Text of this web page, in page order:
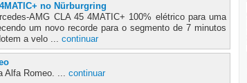
no Nürburgring
AMG CLA 45 4MATIC+ 100% elétrico para uma
um novo recorde para o segmento de 7 minutos
a velo ... continuar
Alfa Romeo. ... continuar